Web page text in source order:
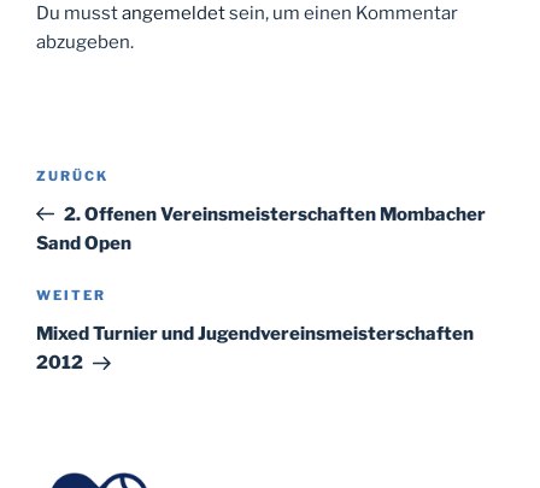
Du musstangemeldetsein, um einen Kommentar
abzugeben.
Beitragsnavigation
Vorheriger
Beitrag
ZURÜCK
2. Offenen Vereinsmeisterschaften Mombacher
Sand Open
Nächster
Beitrag
WEITER
Mixed Turnier und Jugendvereinsmeisterschaften
2012